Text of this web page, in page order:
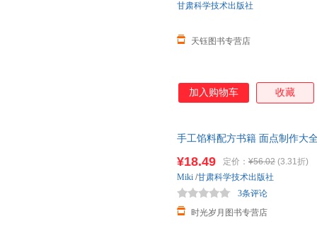
天钰图书专营店
甘肃科学技术出版社
加入购物车 收藏
手工馅料配方书籍 面点制作大
¥18.49 定价： ¥56.02 (3.31折)
时光岁月图书专营店
3条评论
Miki /甘肃科学技术出版社